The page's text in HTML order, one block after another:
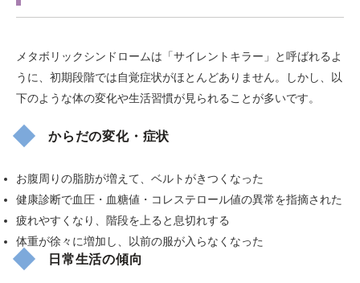
メタボリックシンドロームは「サイレントキラー」と呼ばれるよ
うに、初期段階では自覚症状がほとんどありません。しかし、以
下のような体の変化や生活習慣が見られることが多いです。
からだの変化・症状
お腹周りの脂肪が増えて、ベルトがきつくなった
健康診断で血圧・血糖値・コレステロール値の異常を指摘された
疲れやすくなり、階段を上ると息切れする
体重が徐々に増加し、以前の服が入らなくなった
日常生活の傾向